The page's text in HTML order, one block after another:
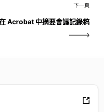
下一頁
Acrobat 中摘要會議記錄稿